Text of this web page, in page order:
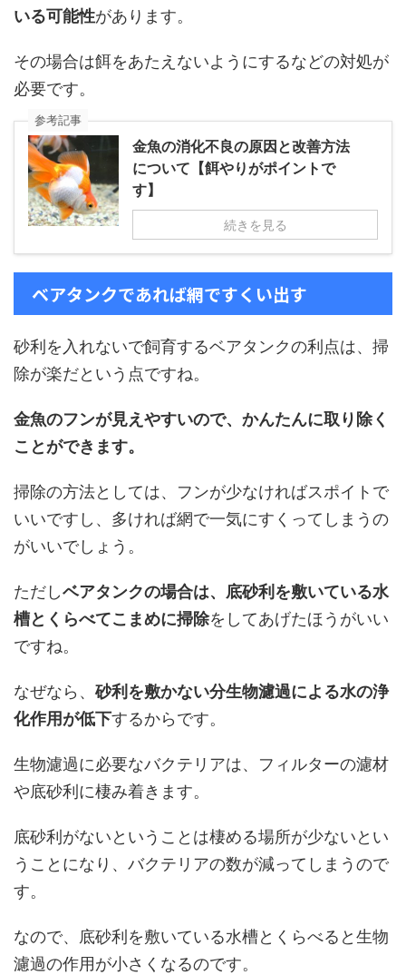
いる可能性があります。
その場合は餌をあたえないようにするなどの対処が
必要です。
参考記事
金魚の消化不良の原因と改善方法
について【餌やりがポイントで
す】
続きを見る
ベアタンクであれば網ですくい出す
砂利を入れないで飼育するベアタンクの利点は、掃
除が楽だという点ですね。
金魚のフンが見えやすいので、かんたんに取り除く
ことができます。
掃除の方法としては、フンが少なければスポイトで
いいですし、多ければ網で一気にすくってしまうの
がいいでしょう。
ただしベアタンクの場合は、底砂利を敷いている水
槽とくらべてこまめに掃除をしてあげたほうがいい
ですね。
なぜなら、砂利を敷かない分生物濾過による水の浄
化作用が低下するからです。
生物濾過に必要なバクテリアは、フィルターの濾材
や底砂利に棲み着きます。
底砂利がないということは棲める場所が少ないとい
うことになり、バクテリアの数が減ってしまうので
す。
なので、底砂利を敷いている水槽とくらべると生物
濾過の作用が小さくなるのです。